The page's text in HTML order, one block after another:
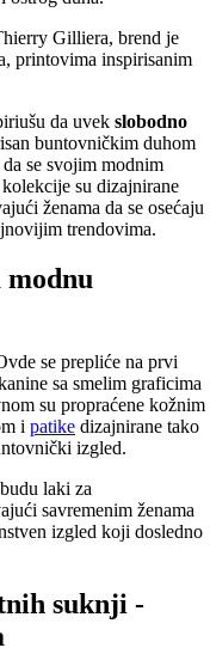
Gilliera, brend je
printovima inspirisanim
da uvek slobodno
buntovničkim duhom
se svojim modnim
su dizajnirane
ženama da se osećaju
trendovima.
se prepliće na prvi
sa smelim graficima
su propraćene kožnim
i patike dizajnirane tako
izgled.
laki za
savremenim ženama
izgled koji dosledno
suknji -